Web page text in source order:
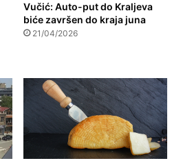
Vučić: Auto-put do Kraljeva
biće završen do kraja juna
21/04/2026